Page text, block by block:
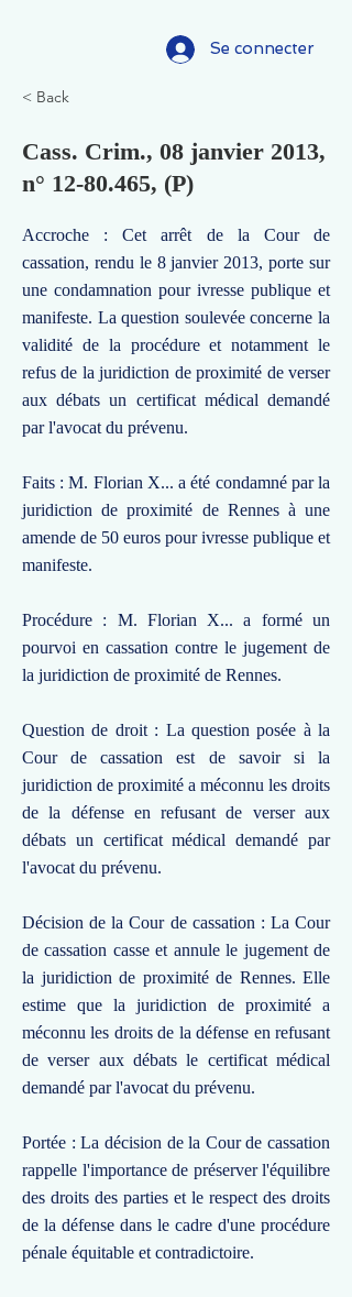
Se connecter
< Back
Cass. Crim., 08 janvier 2013,
n° 12-80.465, (P)
Accroche : Cet arrêt de la Cour de
cassation, rendu le 8 janvier 2013, porte sur
une condamnation pour ivresse publique et
manifeste. La question soulevée concerne la
validité de la procédure et notamment le
refus de la juridiction de proximité de verser
aux débats un certificat médical demandé
par l'avocat du prévenu.
Faits : M. Florian X... a été condamné par la
juridiction de proximité de Rennes à une
amende de 50 euros pour ivresse publique et
manifeste.
Procédure : M. Florian X... a formé un
pourvoi en cassation contre le jugement de
la juridiction de proximité de Rennes.
Question de droit : La question posée à la
Cour de cassation est de savoir si la
juridiction de proximité a méconnu les droits
de la défense en refusant de verser aux
débats un certificat médical demandé par
l'avocat du prévenu.
Décision de la Cour de cassation : La Cour
de cassation casse et annule le jugement de
la juridiction de proximité de Rennes. Elle
estime que la juridiction de proximité a
méconnu les droits de la défense en refusant
de verser aux débats le certificat médical
demandé par l'avocat du prévenu.
Portée : La décision de la Cour de cassation
rappelle l'importance de préserver l'équilibre
des droits des parties et le respect des droits
de la défense dans le cadre d'une procédure
pénale équitable et contradictoire.